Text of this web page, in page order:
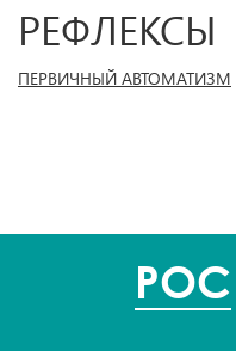
РЕФЛЕКСЫ
ПЕРВИЧНЫЙ АВТОМАТИЗМ
POC